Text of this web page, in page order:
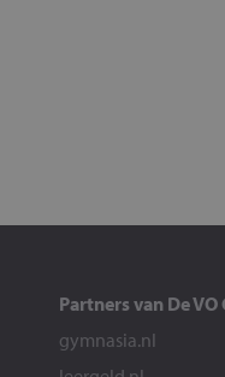
Partners van De VO
gymnasia.nl